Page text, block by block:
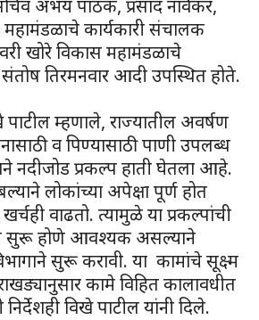
अभय पाठक, प्रसाद नार्वेकर,
कार्यकारी संचालक
खोरे विकास महामंडळाचे
तिरमनवार आदी उपस्थित होते.
म्हणाले, राज्यातील अवर्षण
व पिण्यासाठी पाणी उपलब्ध
नदीजोड प्रकल्प हाती घेतला आहे.
लोकांच्या अपेक्षा पूर्ण होत
वाढतो. त्यामुळे या प्रकल्पांची
सुरू होणे आवश्यक असल्याने
सुरू करावी. या कामांचे सूक्ष्म
कामे विहित कालावधीत
विखे पाटील यांनी दिले.